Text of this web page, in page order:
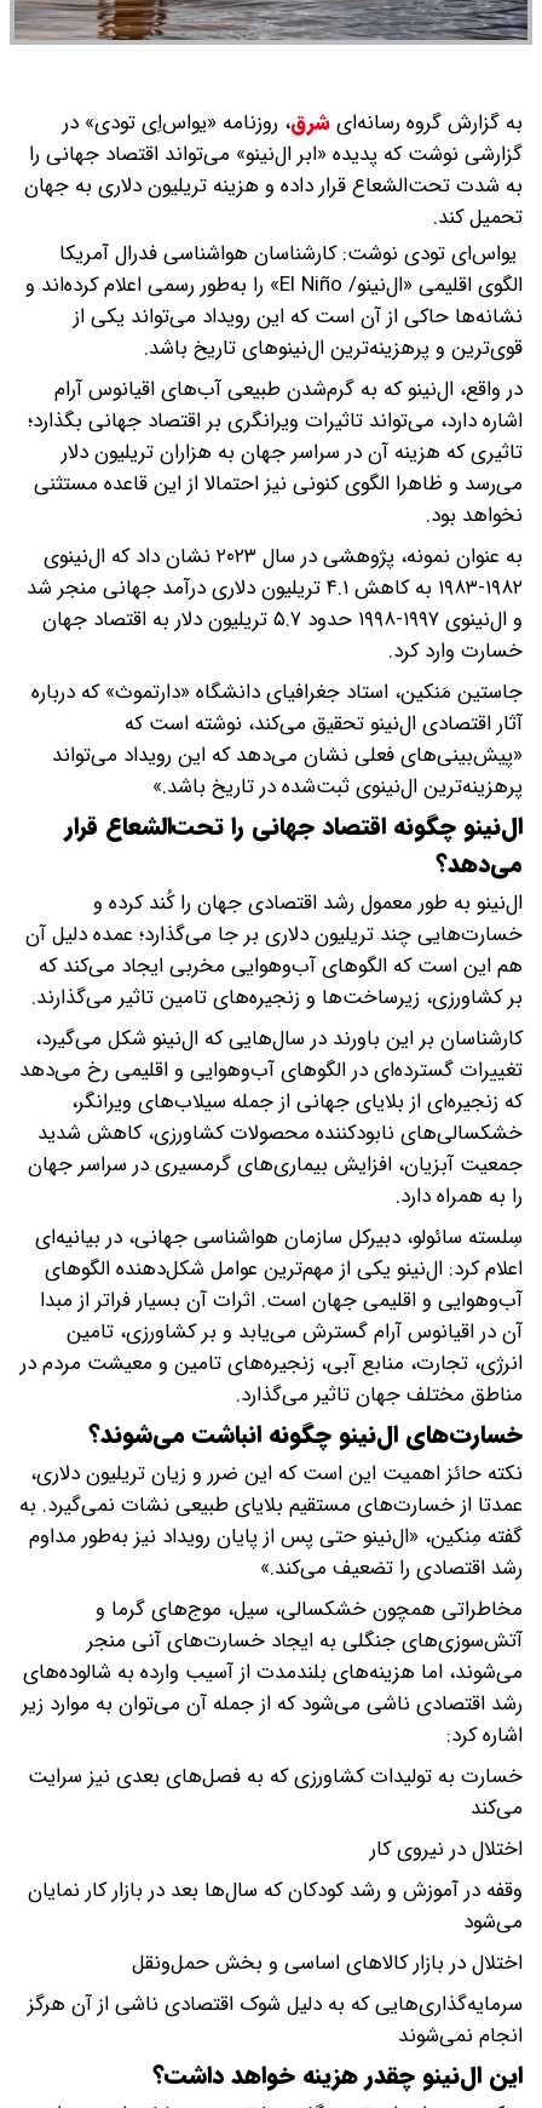
به گزارش گروه رسانه‌ایشرق، روزنامه «یواس‌اِی تودی» در
گزارشی نوشت که پدیده «ابر ال‌نینو» می‌تواند اقتصاد جهانی را
به شدت تحت‌الشعاع قرار داده و هزینه‌ تریلیون دلاری به جهان
تحمیل کند.
یواس‌ای تودی نوشت: کارشناسان هواشناسی فدرال آمریکا
الگوی اقلیمی «ال‌نینو/ El Niño» را به‌طور رسمی اعلام کرده‌اند و
نشانه‌ها حاکی از آن است که این رویداد می‌تواند یکی از
قوی‌ترین و پرهزینه‌ترین ال‌نینوهای تاریخ باشد.
در واقع، ال‌نینو که به گرم‌شدن طبیعی آب‌های اقیانوس آرام
اشاره دارد، می‌تواند تاثیرات ویرانگری بر اقتصاد جهانی بگذارد؛
تاثیری که هزینه آن در سراسر جهان به هزاران تریلیون دلار
می‌رسد و ظاهرا الگوی کنونی نیز احتمالا از این قاعده مستثنی
نخواهد بود.
به عنوان نمونه، پژوهشی در سال ۲۰۲۳ نشان داد که ال‌نینوی
۱۹۸۲-۱۹۸۳ به کاهش ۴.۱ تریلیون دلاری درآمد جهانی منجر شد
و ال‌نینوی ۱۹۹۷-۱۹۹۸ حدود ۵.۷ تریلیون دلار به اقتصاد جهان
خسارت وارد کرد.
جاستین مَنکین، استاد جغرافیای دانشگاه «دارتموث» که درباره
آثار اقتصادی ال‌نینو تحقیق می‌کند، نوشته است که
«پیش‌بینی‌های فعلی نشان می‌دهد که این رویداد می‌تواند
پرهزینه‌ترین ال‌نینوی ثبت‌شده در تاریخ باشد.»
ال‌نینو چگونه اقتصاد جهانی را تحت‌الشعاع قرار
می‌دهد؟
ال‌نینو به طور معمول رشد اقتصادی جهان را کُند کرده و
خسارت‌هایی چند تریلیون دلاری بر جا می‌گذارد؛ عمده دلیل آن
هم این است که الگوهای آب‌وهوایی مخربی ایجاد می‌کند که
بر کشاورزی، زیرساخت‌ها و زنجیره‌های تامین تاثیر می‌گذارند.
کارشناسان بر این باورند در سال‌هایی که ال‌نینو شکل می‌گیرد،
تغییرات گسترده‌ای در الگوهای آب‌وهوایی و اقلیمی رخ می‌دهد
که زنجیره‌ای از بلایای جهانی از جمله سیلاب‌های ویرانگر،
خشکسالی‌های نابودکننده محصولات کشاورزی، کاهش شدید
جمعیت آبزیان، افزایش بیماری‌های گرمسیری در سراسر جهان
را به همراه دارد.
سِلسته سائولو، دبیرکل سازمان هواشناسی جهانی، در بیانیه‌ای
اعلام کرد: ال‌نینو یکی از مهم‌ترین عوامل شکل‌دهنده الگوهای
آب‌وهوایی و اقلیمی جهان است. اثرات آن بسیار فراتر از مبدا
آن در اقیانوس آرام گسترش می‌یابد و بر کشاورزی، تامین
انرژی، تجارت، منابع آبی، زنجیره‌های تامین و معیشت مردم در
مناطق مختلف جهان تاثیر می‌گذارد.
خسارت‌های ال‌نینو چگونه انباشت می‌شوند؟
نکته حائز اهمیت این است که این ضرر و زیان تریلیون‌ دلاری،
عمدتا از خسارت‌های مستقیم بلایای طبیعی نشات نمی‌گیرد. به
گفته مِنکین، «ال‌نینو حتی پس از پایان رویداد نیز به‌طور مداوم
رشد اقتصادی را تضعیف می‌کند.»
مخاطراتی همچون خشکسالی، سیل، موج‌های گرما و
آتش‌سوزی‌های جنگلی به ایجاد خسارت‌های آنی منجر
می‌شوند، اما هزینه‌های بلندمدت از آسیب وارده به شالوده‌های
رشد اقتصادی ناشی می‌شود که از جمله آن می‌توان به موارد زیر
اشاره کرد:
خسارت به تولیدات کشاورزی که به فصل‌های بعدی نیز سرایت
می‌کند
اختلال در نیروی کار
وقفه در آموزش و رشد کودکان که سال‌ها بعد در بازار کار نمایان
می‌شود
اختلال در بازار کالاهای اساسی و بخش حمل‌ونقل
سرمایه‌گذاری‌هایی که به دلیل شوک اقتصادی ناشی از آن هرگز
انجام نمی‌شوند
این ال‌نینو چقدر هزینه‌ خواهد داشت؟